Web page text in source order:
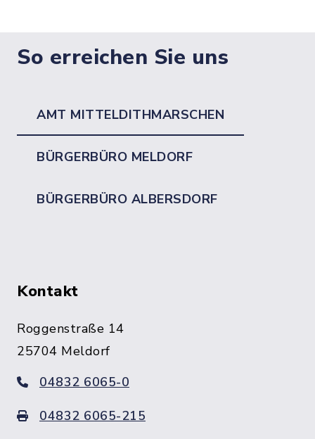
So erreichen Sie uns
AMT MITTELDITHMARSCHEN
BÜRGERBÜRO MELDORF
BÜRGERBÜRO ALBERSDORF
Kontakt
Roggenstraße 14
25704 Meldorf
04832 6065-0
04832 6065-215